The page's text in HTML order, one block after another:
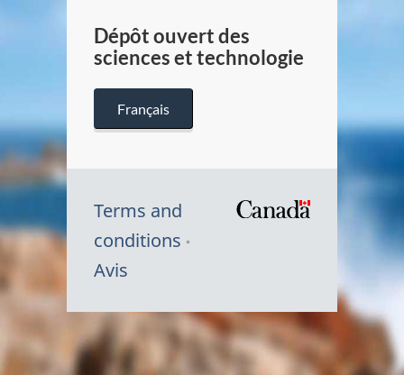
Dépôt ouvert des
sciences et technologie
Français
Terms and
conditions
Avis
Symbole
du
Canada